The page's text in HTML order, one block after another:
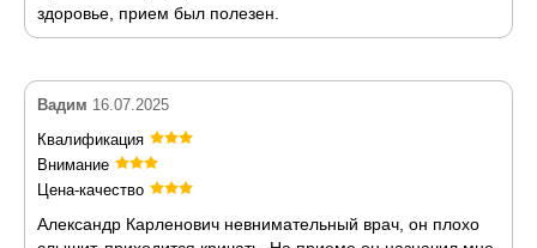
здоровье, прием был полезен.
Вадим 16.07.2025
Квалификация
Внимание
Цена-качество
Александр Карленович невнимательный врач, он плохо